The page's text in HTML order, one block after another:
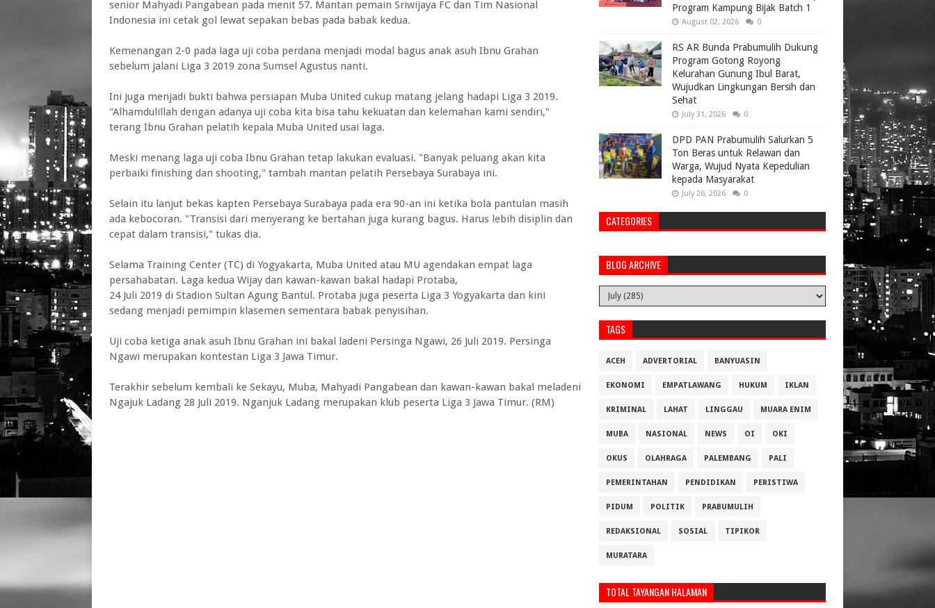
senior Mahyadi Pangabean pada menit 57. Mantan pemain Sriwijaya FC dan Tim Nasional
Indonesia ini cetak gol lewat sepakan bebas pada babak kedua.
Kemenangan 2-0 pada laga uji coba perdana menjadi modal bagus anak asuh Ibnu Grahan
sebelum jalani Liga 3 2019 zona Sumsel Agustus nanti.
Ini juga menjadi bukti bahwa persiapan Muba United cukup matang jelang hadapi Liga 3 2019.
"Alhamdulillah dengan adanya uji coba kita bisa tahu kekuatan dan kelemahan kami sendiri,"
terang Ibnu Grahan pelatih kepala Muba United usai laga.
Meski menang laga uji coba Ibnu Grahan tetap lakukan evaluasi. "Banyak peluang akan kita
perbaiki finishing dan shooting," tambah mantan pelatih Persebaya Surabaya ini.
Selain itu lanjut bekas kapten Persebaya Surabaya pada era 90-an ini ketika bola pantulan masih
ada kebocoran. "Transisi dari menyerang ke bertahan juga kurang bagus. Harus lebih disiplin dan
cepat dalam transisi," tukas dia.
Selama Training Center (TC) di Yogyakarta, Muba United atau MU agendakan empat laga
persahabatan. Laga kedua Wijay dan kawan-kawan bakal hadapi Protaba,
24 Juli 2019 di Stadion Sultan Agung Bantul. Protaba juga peserta Liga 3 Yogyakarta dan kini
sedang menjadi pemimpin klasemen sementara babak penyisihan.
Uji coba ketiga anak asuh Ibnu Grahan ini bakal ladeni Persinga Ngawi, 26 Juli 2019. Persinga
Ngawi merupakan kontestan Liga 3 Jawa Timur.
Terakhir sebelum kembali ke Sekayu, Muba, Mahyadi Pangabean dan kawan-kawan bakal meladeni
Ngajuk Ladang 28 Juli 2019. Nganjuk Ladang merupakan klub peserta Liga 3 Jawa Timur. (RM)
Program Kampung Bijak Batch 1
August 02, 2026 0
RS AR Bunda Prabumulih Dukung
Program Gotong Royong
Kelurahan Gunung Ibul Barat,
Wujudkan Lingkungan Bersih dan
Sehat
July 31, 2026 0
DPD PAN Prabumulih Salurkan 5
Ton Beras untuk Relawan dan
Warga, Wujud Nyata Kepedulian
kepada Masyarakat
July 26, 2026 0
CATEGORIES
BLOG ARCHIVE
TAGS
ACEH ADVERTORIAL BANYUASIN
EKONOMI EMPATLAWANG HUKUM IKLAN
KRIMINAL LAHAT LINGGAU MUARA ENIM
MUBA NASIONAL NEWS OI OKI
OKUS OLAHRAGA PALEMBANG PALI
PEMERINTAHAN PENDIDIKAN PERISTIWA
PIDUM POLITIK PRABUMULIH
REDAKSIONAL SOSIAL TIPIKOR
MURATARA
TOTAL TAYANGAN HALAMAN